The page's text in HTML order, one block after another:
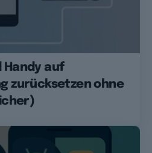
Handy auf
zurücksetzen ohne